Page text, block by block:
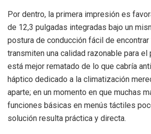
Por dentro, la primera impresión es
de 12,3 pulgadas integradas bajo un
postura de conducción fácil de
transmiten una calidad razonable para el
está mejor rematado de lo que cabría
háptico dedicado a la climatización
aparte; en un momento en que muchas
funciones básicas en menús táctiles
solución resulta práctica y directa.